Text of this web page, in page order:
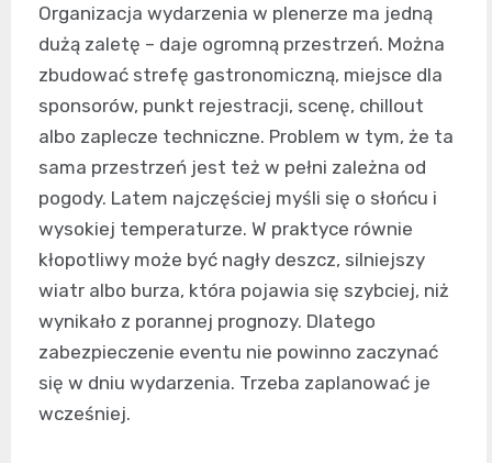
Organizacja wydarzenia w plenerze ma jedną
dużą zaletę – daje ogromną przestrzeń. Można
zbudować strefę gastronomiczną, miejsce dla
sponsorów, punkt rejestracji, scenę, chillout
albo zaplecze techniczne. Problem w tym, że ta
sama przestrzeń jest też w pełni zależna od
pogody. Latem najczęściej myśli się o słońcu i
wysokiej temperaturze. W praktyce równie
kłopotliwy może być nagły deszcz, silniejszy
wiatr albo burza, która pojawia się szybciej, niż
wynikało z porannej prognozy. Dlatego
zabezpieczenie eventu nie powinno zaczynać
się w dniu wydarzenia. Trzeba zaplanować je
wcześniej.